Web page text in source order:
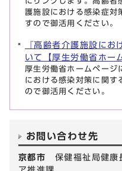
護施設における感染症対
すので御活用ください。
『高齢者介護施設にお
いて【厚生労働省ホー
厚生労働省ホームページ
における感染対策に関す
ので御活用ください。
お問い合わせ先
京都市 保健福祉局健康